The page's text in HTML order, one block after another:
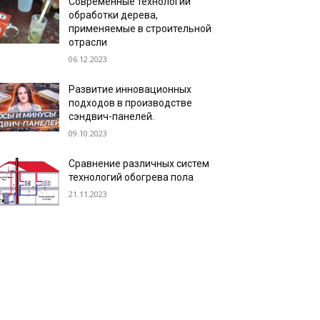
обработки дерева,
применяемые в строительной
отрасли
06.12.2023
Развитие инновационных
подходов в производстве
сэндвич-панелей.
09.10.2023
Сравнение различных систем
технологий обогрева пола
21.11.2023